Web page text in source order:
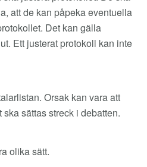
att de kan påpeka eventuella
Det kan gälla
Ett justerat protokoll kan inte
Orsak kan vara att
sättas streck i debatten.
olika sätt.